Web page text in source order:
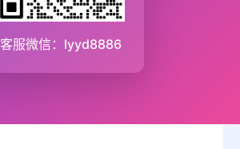
客服微信：lyyd8886